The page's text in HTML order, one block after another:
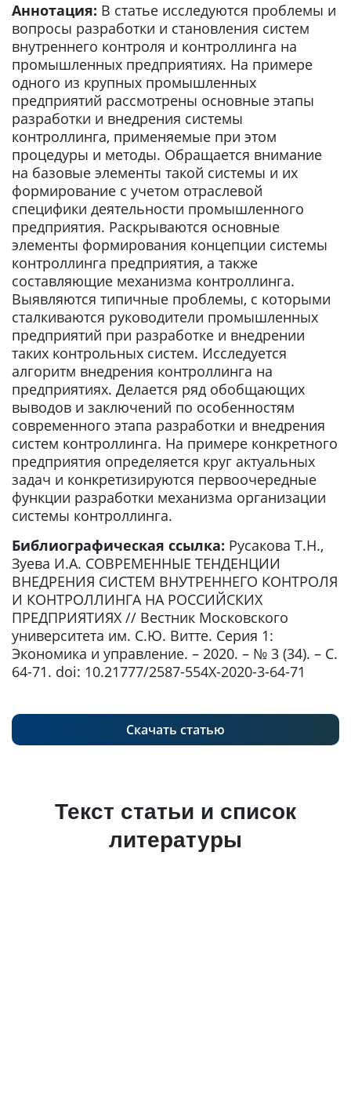
Аннотация: В статье исследуются проблемы и
вопросы разработки и становления систем
внутреннего контроля и контроллинга на
промышленных предприятиях. На примере
одного из крупных промышленных
предприятий рассмотрены основные этапы
разработки и внедрения системы
контроллинга, применяемые при этом
процедуры и методы. Обращается внимание
на базовые элементы такой системы и их
формирование с учетом отраслевой
специфики деятельности промышленного
предприятия. Раскрываются основные
элементы формирования концепции системы
контроллинга предприятия, а также
составляющие механизма контроллинга.
Выявляются типичные проблемы, с которыми
сталкиваются руководители промышленных
предприятий при разработке и внедрении
таких контрольных систем. Исследуется
алгоритм внедрения контроллинга на
предприятиях. Делается ряд обобщающих
выводов и заключений по особенностям
современного этапа разработки и внедрения
систем контроллинга. На примере конкретного
предприятия определяется круг актуальных
задач и конкретизируются первоочередные
функции разработки механизма организации
системы контроллинга.
Библиографическая ссылка: Русакова Т.Н.,
Зуева И.А. СОВРЕМЕННЫЕ ТЕНДЕНЦИИ
ВНЕДРЕНИЯ СИСТЕМ ВНУТРЕННЕГО КОНТРОЛЯ
И КОНТРОЛЛИНГА НА РОССИЙСКИХ
ПРЕДПРИЯТИЯХ // Вестник Московского
университета им. С.Ю. Витте. Серия 1:
Экономика и управление. – 2020. – № 3 (34). – С.
64-71. doi: 10.21777/2587-554X-2020-3-64-71
Скачать статью
Текст статьи и список
литературы